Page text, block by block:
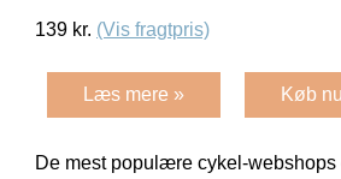
139 kr. (Vis fragtpris)
Læs mere » Køb
De mest populære cykel-